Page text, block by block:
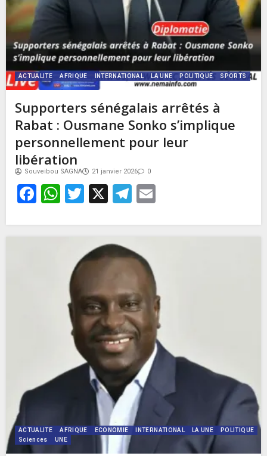
ACTUALITE AFRIQUE INTERNATIONAL LA UNE POLITIQUE SPORTS
Supporters sénégalais arrêtés à
Rabat : Ousmane Sonko s’implique
personnellement pour leur
libération
Souveibou SAGNA 21 janvier 2026 0
Facebook
WhatsApp
Twitter
X Telegram
ACTUALITE AFRIQUE ECONOMIE INTERNATIONAL LA UNE
POLITIQUE
Sciences
UNE